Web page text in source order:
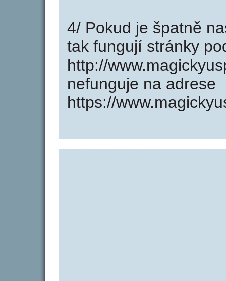
4/ Pokud je špatně
tak fungují stránky
http://
nefunguje na adrese
https://